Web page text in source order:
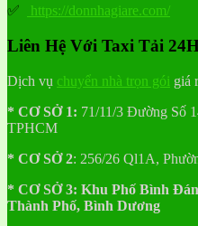
✅
https://donnhagiare.com/
Liên Hệ Với Taxi Tải
Dịch vụ chuyển nhà trọn gói giá
* CƠ SỞ 1: 71/11/3 Đường Số
TPHCM
* CƠ SỞ 2: 256/26 Ql1A,
* CƠ SỞ 3: Khu Phố Bình
Thành Phố, Bình Dương